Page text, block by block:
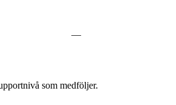
—
som medföljer.